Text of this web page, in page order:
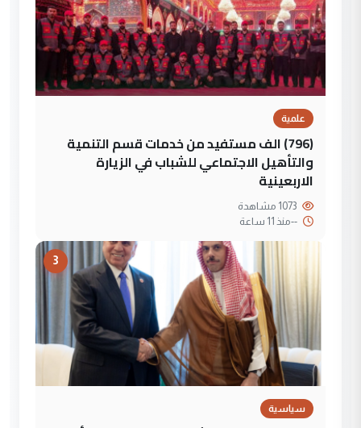
علمية
(796) الف مستفيد من خدمات قسم التنمية
والتأهيل الاجتماعي للشباب في الزيارة
الاربعينية
--منذ 11 ساعة
3
سياسية